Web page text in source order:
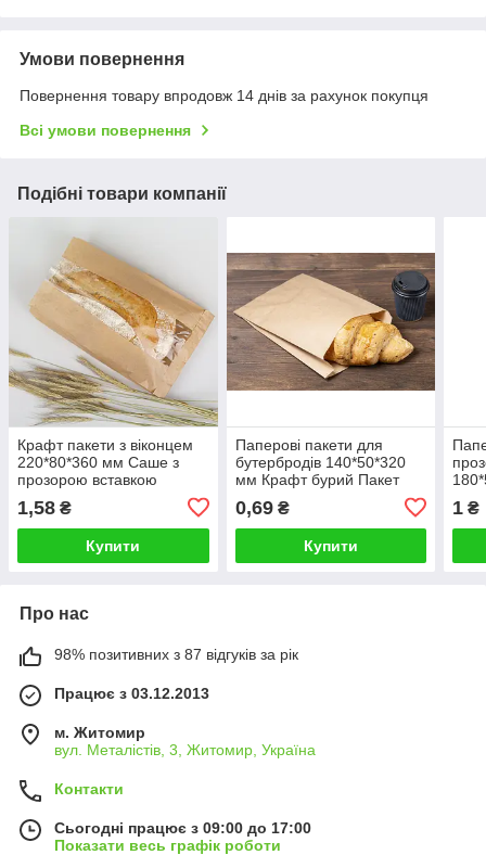
Умови повернення
Повернення товару впродовж 14 днів за рахунок покупця
Всі умови повернення
Подібні товари компанії
Крафт пакети з віконцем
220*80*360 мм Саше з
прозорою вставкою
1,58 ₴
Купити
Паперові пакети для
бутербродів 140*50*320
мм Крафт бурий Пакет
випічку
0,69₴
Купити
1 ₴
Про нас
98% позитивних з 87 відгуків за рік
Працює з 03.12.2013
м. Житомир
вул. Металістів, 3, Житомир, Україна
Контакти
Сьогодні працює з 09:00 до 17:00
Показати весь графік роботи